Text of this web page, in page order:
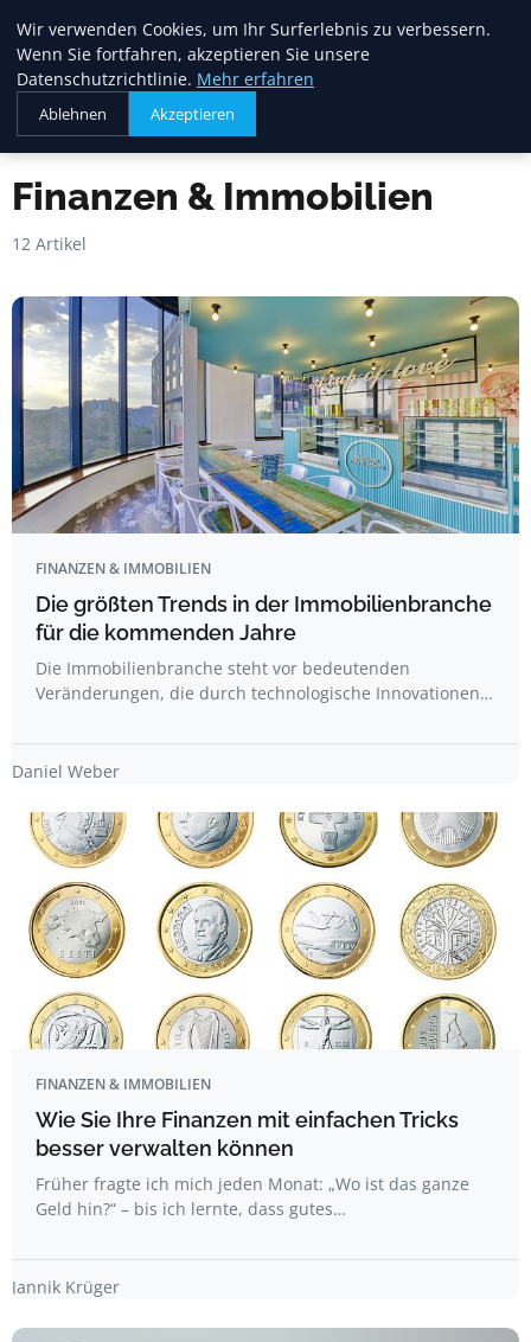
Heide Rundum
Startseite Finanzen & Immobilien
Finanzen & Immobilien
12 Artikel
FINANZEN & IMMOBILIEN
Die größten Trends in der Immobilienbranche
für die kommenden Jahre
Die Immobilienbranche steht vor bedeutenden
Veränderungen, die durch technologische Innovationen…
Daniel Weber
FINANZEN & IMMOBILIEN
Wie Sie Ihre Finanzen mit einfachen Tricks
besser verwalten können
Früher fragte ich mich jeden Monat: „Wo ist das ganze
Geld hin?“ – bis ich lernte, dass gutes…
Jannik Krüger
Wir verwenden Cookies, um Ihr Surferlebnis zu verbessern.
Wenn Sie fortfahren, akzeptieren Sie unsere
Datenschutzrichtlinie. Mehr erfahren
Ablehnen Akzeptieren